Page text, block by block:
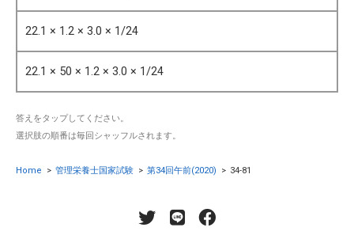
22.1 × 1.2 × 3.0 × 1/24
22.1 × 50 × 1.2 × 3.0 × 1/24
答えをタップしてください。
選択肢の順番は毎回シャッフルされます。
Home > 管理栄養士国家試験 > 第34回午前(2020) > 34-81